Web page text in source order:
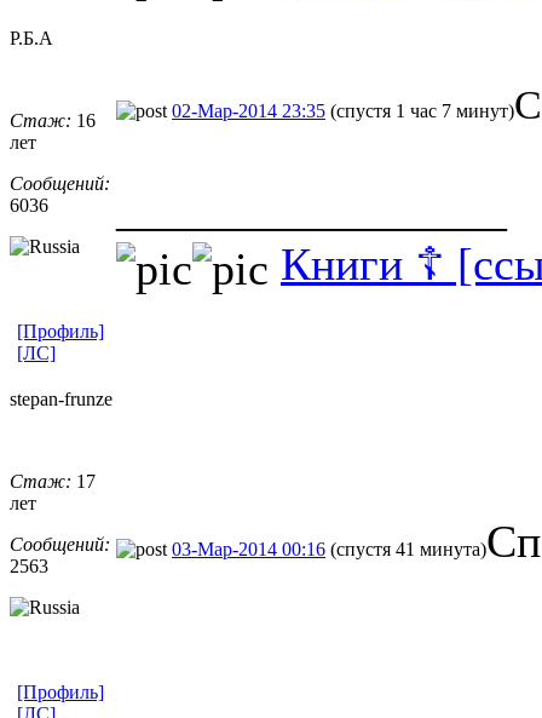
Р.Б.А
Стаж: 16
лет
Сообщений:
6036
02-Мар-2014 23:35 (спустя 1 час 7 минут)
Книги ☦
[Профиль]
[ЛС]
stepan-frunz​e
Стаж: 17
лет
Сообщений:
2563
03-Мар-2014 00:16 (спустя 41 минута)
[Профиль]
[ЛС]